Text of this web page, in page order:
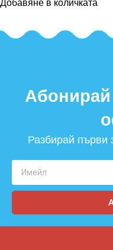
Добавяне в количката
Абонирай
Разбирай първи